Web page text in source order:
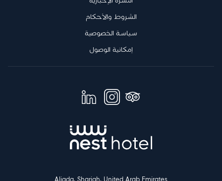
الشروط والأحكام
سياسة الخصوصية
إمكانية الوصول
Aljada, Sharjah, United Arab Emirates